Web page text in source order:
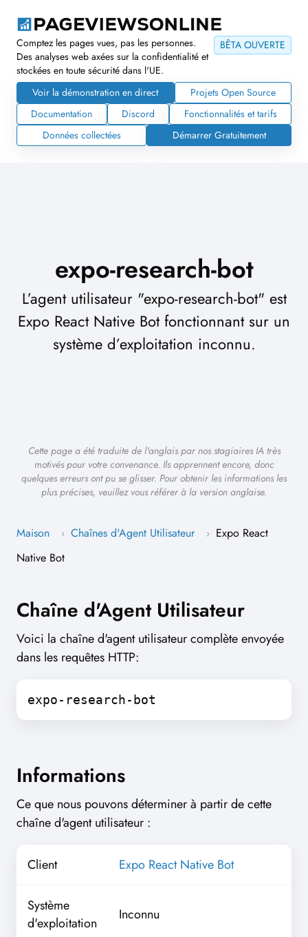
BÊTA OUVERTE
Comptez les pages vues, pas les personnes.
Des analyses web axées sur la confidentialité et
stockées en toute sécurité dans l'UE.
Voir la démonstration en direct
Projets Open Source
Documentation
Discord
Fonctionnalités et tarifs
Données collectées
Démarrer Gratuitement
expo-research-bot
L’agent utilisateur "expo-research-bot" est
Expo React Native Bot fonctionnant sur un
système d’exploitation inconnu.
Cette page a été traduite de l'anglais par nos stagiaires IA très
motivés pour votre convenance. Ils apprennent encore, donc
quelques erreurs ont pu se glisser. Pour obtenir les informations les
plus précises, veuillez vous référer à la version anglaise.
Maison › Chaînes d'Agent Utilisateur › Expo React
Native Bot
Chaîne d'Agent Utilisateur
Voici la chaîne d'agent utilisateur complète envoyée
dans les requêtes HTTP:
expo-research-bot
Informations
Ce que nous pouvons déterminer à partir de cette
chaîne d'agent utilisateur :
Client Expo React Native Bot
Système
d'exploitation
Inconnu